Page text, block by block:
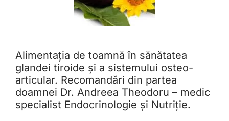
Alimentația de toamnă în sănătatea
glandei tiroide și a sistemului osteo-
articular. Recomandări din partea
doamnei Dr. Andreea Theodoru – medic
specialist Endocrinologie și Nutriție.